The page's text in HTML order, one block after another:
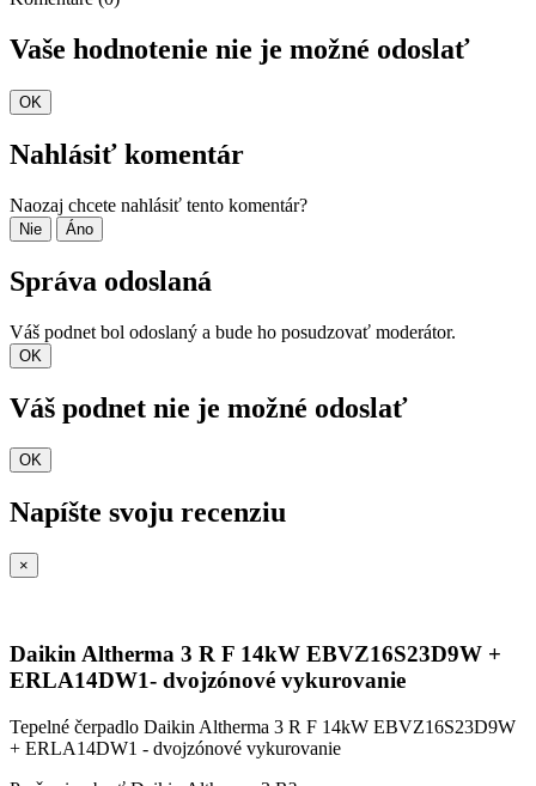
Vaše hodnotenie nie je možné odoslať
OK
Nahlásiť komentár
Naozaj chcete nahlásiť tento komentár?
Nie Áno
Správa odoslaná
Váš podnet bol odoslaný a bude ho posudzovať moderátor.
OK
Váš podnet nie je možné odoslať
OK
Napíšte svoju recenziu
×
Daikin Altherma 3 R F 14kW EBVZ16S23D9W +
ERLA14DW1- dvojzónové vykurovanie
Tepelné čerpadlo Daikin Altherma 3 R F 14kW EBVZ16S23D9W
+ ERLA14DW1 - dvojzónové vykurovanie